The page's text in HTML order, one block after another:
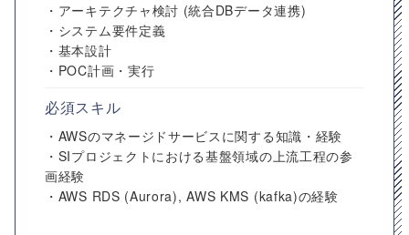
・アーキテクチャ検討 (統合DBデータ連携)
・システム要件定義
・基本設計
・POC計画・実行
必須スキル
・AWSのマネージドサービスに関する知識・経験
・SIプロジェクトにおける基盤領域の上流工程の参
画経験
・AWS RDS (Aurora), AWS KMS (kafka)の経験